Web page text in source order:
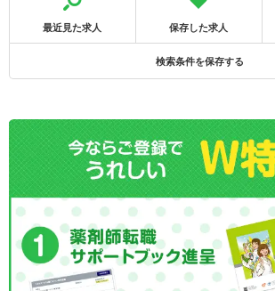
最近見た求人 保存した求人
検索条件を保存する